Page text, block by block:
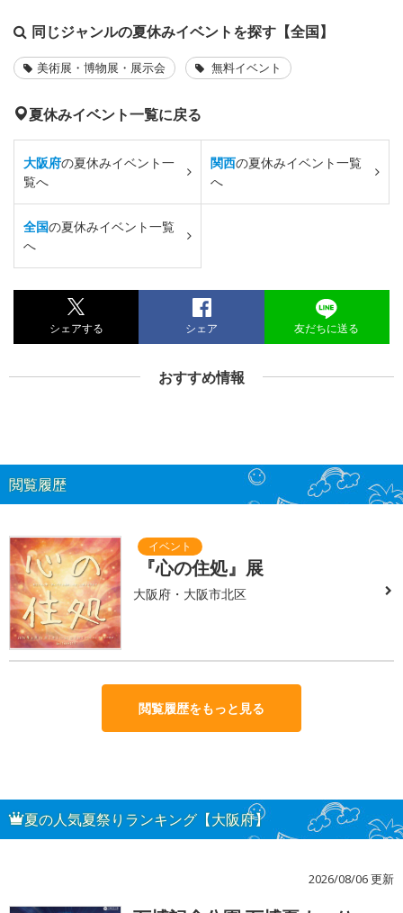
同じジャンルの夏休みイベントを探す【全国】
美術展・博物展・展示会 無料イベント
夏休みイベント一覧に戻る
大阪府の夏休みイベント一
覧へ
関西の夏休みイベント一覧
へ
全国の夏休みイベント一覧
へ
シェアする シェア 友だちに送る
おすすめ情報
閲覧履歴
『心の住処』展
大阪府・大阪市北区
閲覧履歴をもっと見る
夏の人気夏祭りランキング【大阪府】
2026/08/06 更新